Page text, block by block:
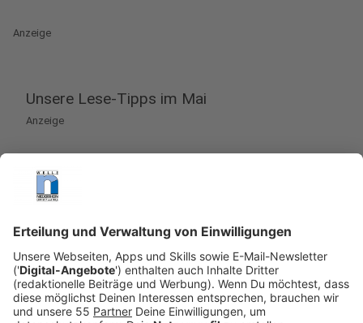
Anzeige
Unsere Lese-Tipps im Mai
Anzeige
Buchtipp eins: Das Bilderbuch - Der kluge
Keks
Anzeige
Der kluge Keks hat sich eine lange Zeit sehr
unbedeutend neben all den tollen Cupcakes und